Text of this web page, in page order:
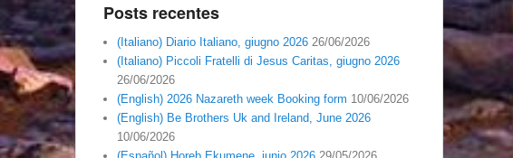
Posts recentes
(Italiano) Diario Italiano, giugno 2026 26/06/2026
(Italiano) Piccoli Fratelli di Jesus Caritas, giugno 2026
26/06/2026
(English) 2026 Nazareth week Booking form 10/06/2026
(English) Be Brothers Uk and Ireland, June 2026
10/06/2026